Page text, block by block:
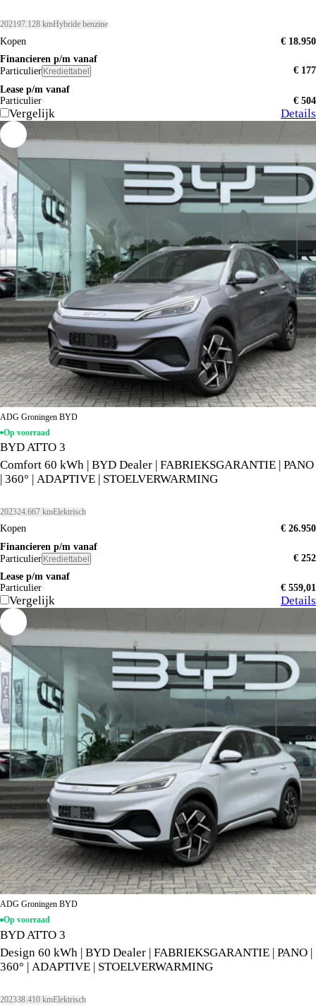
202197.128 kmHybride benzine
Kopen
€ 18.950
Financieren p/m vanaf
Particulier Krediettabel
€ 177
Lease p/m vanaf
Particulier
€ 504
Vergelijk Details
ADG Groningen BYD
Op voorraad
BYD ATTO 3
Comfort 60 kWh | BYD Dealer | FABRIEKSGARANTIE | PANO
| 360° | ADAPTIVE | STOELVERWARMING
202324.667 kmElektrisch
Kopen
€ 26.950
Financieren p/m vanaf
Particulier Krediettabel
€ 252
Lease p/m vanaf
Particulier
€ 559,01
Vergelijk Details
ADG Groningen BYD
Op voorraad
BYD ATTO 3
Design 60 kWh | BYD Dealer | FABRIEKSGARANTIE | PANO |
360° | ADAPTIVE | STOELVERWARMING
202338.410 kmElektrisch